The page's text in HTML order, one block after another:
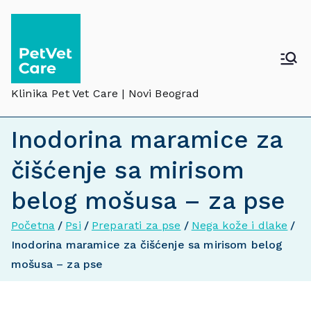
Klinika Pet Vet Care | Novi Beograd
Inodorina maramice za
čišćenje sa mirisom
belog mošusa – za pse
Početna Psi Preparati za pse
Nega kože i dlake
Inodorina maramice za čišćenje sa mirisom belog
mošusa – za pse